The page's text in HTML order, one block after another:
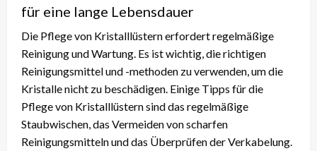
für eine lange Lebensdauer
Die Pflege von Kristalllüstern erfordert regelmäßige
Reinigung und Wartung. Es ist wichtig, die richtigen
Reinigungsmittel und -methoden zu verwenden, um die
Kristalle nicht zu beschädigen. Einige Tipps für die
Pflege von Kristalllüstern sind das regelmäßige
Staubwischen, das Vermeiden von scharfen
Reinigungsmitteln und das Überprüfen der Verkabelung.